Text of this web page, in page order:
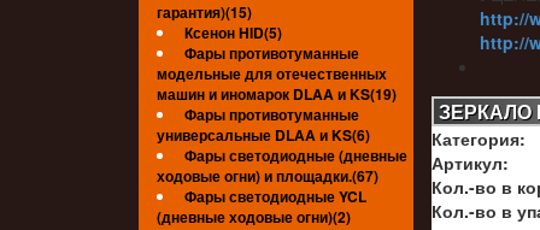
гарантия)(15)
Ксенон HID(5)
Фары противотуманные
модельные для отечественных
машин и иномарок DLAA и KS(19)
Фары противотуманные
универсальные DLAA и KS(6)
Фары светодиодные (дневные
ходовые огни) и площадки.(67)
Фары светодиодные YCL
(дневные ходовые огни)(2)
http://
http://
http://
ЗЕРКАЛО
Категория:
Артикул:
Кол.-во в
Кол.-во в